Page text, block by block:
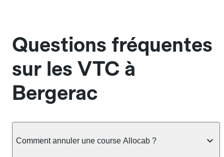
Questions fréquentes
sur les VTC à
Bergerac
Comment annuler une course Allocab ?